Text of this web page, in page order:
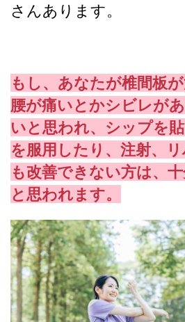
さんあります。
もし、あなたが椎間板
腰が痛いとかシビレが
いと思われ、シップを
を服用したり、注射、
も改善できない方は、
と思われます。